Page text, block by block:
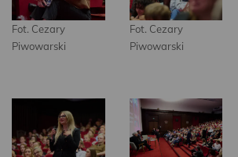
Fot. Cezary
Piwowarski
Fot. Cezary
Piwowarski